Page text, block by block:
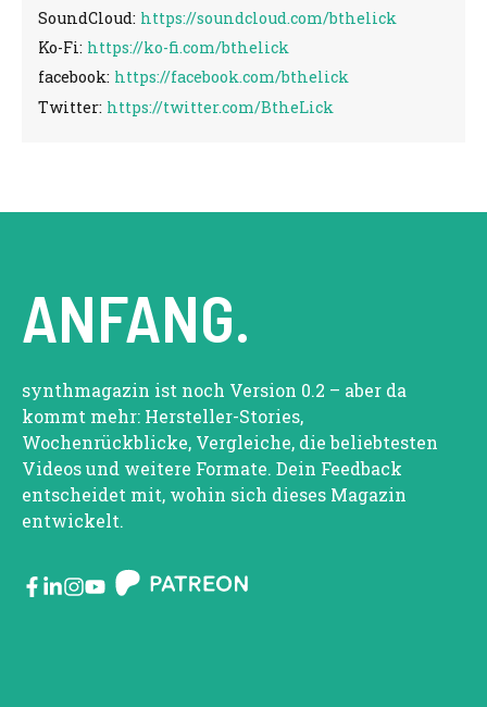
SoundCloud: https://soundcloud.com/bthelick
Ko-Fi: https://ko-fi.com/bthelick
facebook: https://facebook.com/bthelick
Twitter: https://twitter.com/BtheLick
ANFANG.
synthmagazin ist noch Version 0.2 – aber da
kommt mehr: Hersteller-Stories,
Wochenrückblicke, Vergleiche, die beliebtesten
Videos und weitere Formate. Dein Feedback
entscheidet mit, wohin sich dieses Magazin
entwickelt.